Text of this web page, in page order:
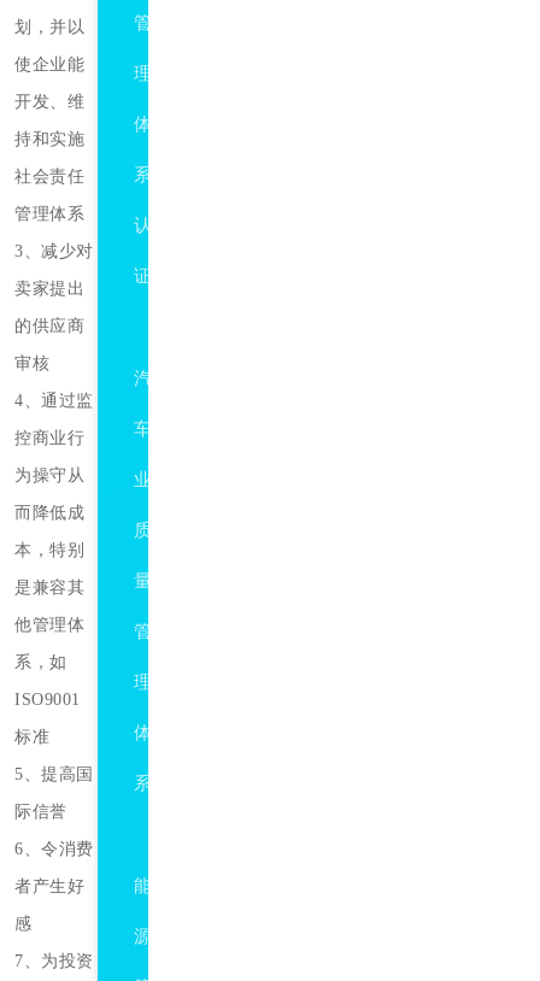
划，并以
使企业能
开发、维
持和实施
社会责任
管理体系
3、减少对
卖家提出
的供应商
审核
4、通过监
控商业行
为操守从
而降低成
本，特别
是兼容其
他管理体
系，如
ISO9001
标准
5、提高国
际信誉
6、令消费
者产生好
感
7、为投资
管
理
体
系
认
证
汽
车
业
质
量
管
理
体
系
能
源